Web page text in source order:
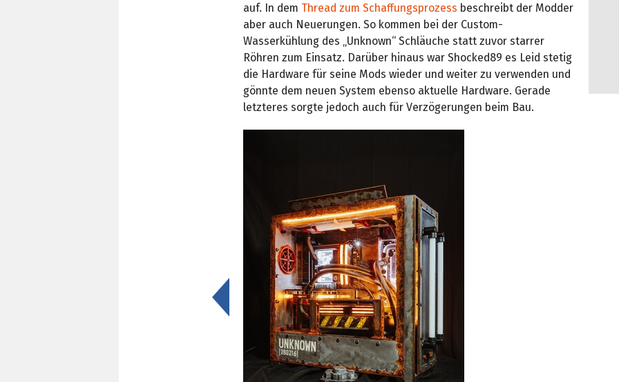
auf. In dem Thread zum Schaffungsprozess beschreibt der Modder
aber auch Neuerungen. So kommen bei der Custom-
Wasserkühlung des „Unknown“ Schläuche statt zuvor starrer
Röhren zum Einsatz. Darüber hinaus war Shocked89 es Leid stetig
die Hardware für seine Mods wieder und weiter zu verwenden und
gönnte dem neuen System ebenso aktuelle Hardware. Gerade
letzteres sorgte jedoch auch für Verzögerungen beim Bau.
<